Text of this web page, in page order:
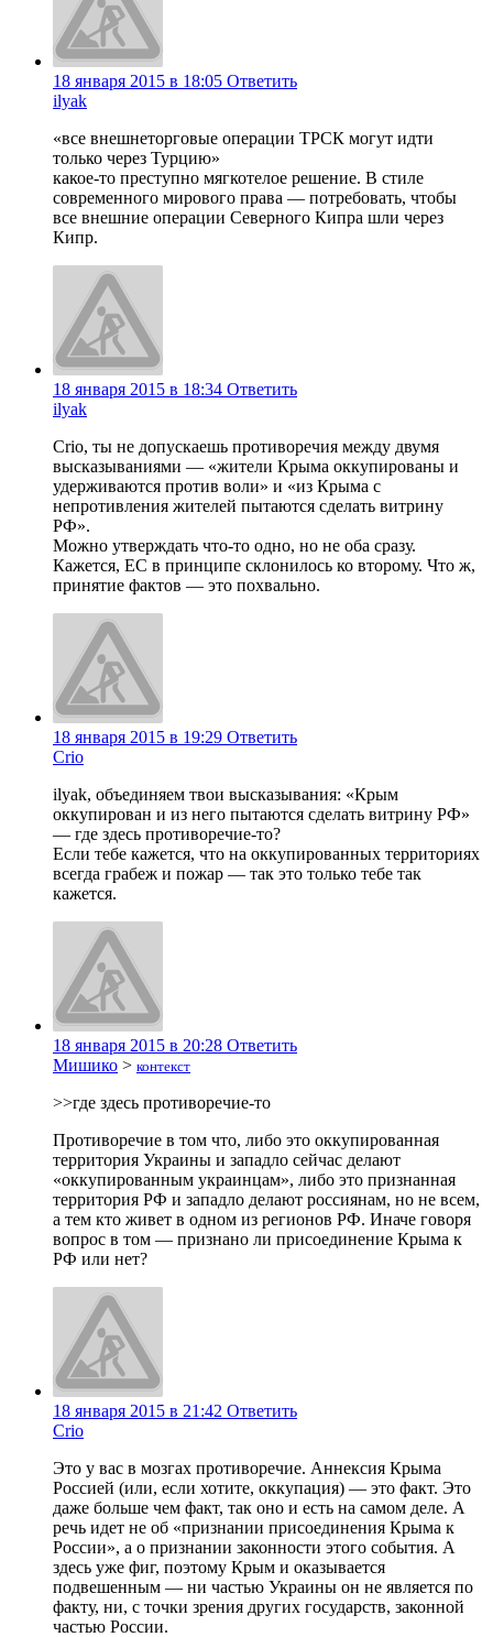
18 января 2015 в 18:05 Ответить
ilyak
«все внешнеторговые операции ТРСК могут идти
только через Турцию»
какое-то преступно мягкотелое решение. В стиле
современного мирового права — потребовать, чтобы
все внешние операции Северного Кипра шли через
Кипр.
18 января 2015 в 18:34 Ответить
ilyak
Crio, ты не допускаешь противоречия между двумя
высказываниями — «жители Крыма оккупированы и
удерживаются против воли» и «из Крыма с
непротивления жителей пытаются сделать витрину
РФ».
Можно утверждать что-то одно, но не оба сразу.
Кажется, ЕС в принципе склонилось ко второму. Что ж,
принятие фактов — это похвально.
18 января 2015 в 19:29 Ответить
Crio
ilyak, объединяем твои высказывания: «Крым
оккупирован и из него пытаются сделать витрину РФ»
— где здесь противоречие-то?
Если тебе кажется, что на оккупированных территориях
всегда грабеж и пожар — так это только тебе так
кажется.
18 января 2015 в 20:28 Ответить
Мишико > контекст
>>где здесь противоречие-то
Противоречие в том что, либо это оккупированная
территория Украины и западло сейчас делают
«оккупированным украинцам», либо это признанная
территория РФ и западло делают россиянам, но не всем,
а тем кто живет в одном из регионов РФ. Иначе говоря
вопрос в том — признано ли присоединение Крыма к
РФ или нет?
18 января 2015 в 21:42 Ответить
Crio
Это у вас в мозгах противоречие. Аннексия Крыма
Россией (или, если хотите, оккупация) — это факт. Это
даже больше чем факт, так оно и есть на самом деле. А
речь идет не об «признании присоединения Крыма к
России», а о признании законности этого события. А
здесь уже фиг, поэтому Крым и оказывается
подвешенным — ни частью Украины он не является по
факту, ни, с точки зрения других государств, законной
частью России.